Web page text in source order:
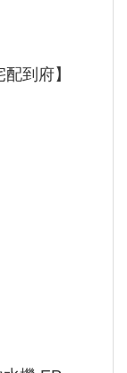
到府】